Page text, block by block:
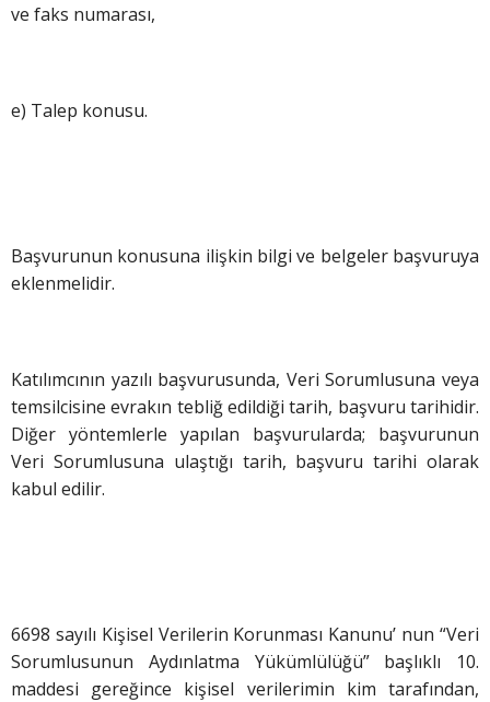
ve faks numarası,
e) Talep konusu.
Başvurunun konusuna ilişkin bilgi ve belgeler başvuruya
eklenmelidir.
Katılımcının yazılı başvurusunda, Veri Sorumlusuna veya
temsilcisine evrakın tebliğ edildiği tarih, başvuru tarihidir.
Diğer yöntemlerle yapılan başvurularda; başvurunun
Veri Sorumlusuna ulaştığı tarih, başvuru tarihi olarak
kabul edilir.
6698 sayılı Kişisel Verilerin Korunması Kanunu’ nun “Veri
Sorumlusunun Aydınlatma Yükümlülüğü” başlıklı 10.
maddesi gereğince kişisel verilerimin kim tarafından,